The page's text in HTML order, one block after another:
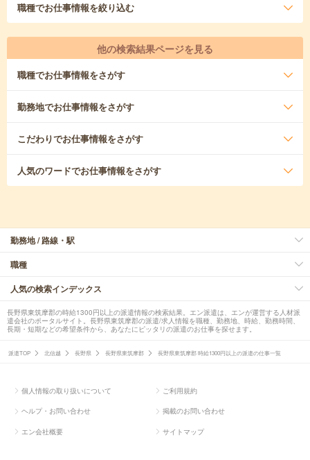
職種でお仕事情報を絞り込む
他の検索結果ページを見る
職種でお仕事情報をさがす
勤務地でお仕事情報をさがす
こだわりでお仕事情報をさがす
人気のワードでお仕事情報をさがす
勤務地 / 路線・駅
職種
人気の検索インデックス
長野県東筑摩郡の時給1300円以上の派遣情報の検索結果。エン派遣は、エンが運営する人材派
遣会社のポータルサイト。長野県東筑摩郡の派遣/求人情報を職種、勤務地、時給、勤務時間、
長期・短期などの希望条件から、あなたにピッタリの派遣のお仕事を探せます。
派遣TOP 北信越 長野県 長野県東筑摩郡 長野県東筑摩郡 時給1300円以上の派遣の仕事一覧
個人情報の取り扱いについて ご利用規約
ヘルプ・お問い合わせ 掲載のお問い合わせ
エン会社概要 サイトマップ